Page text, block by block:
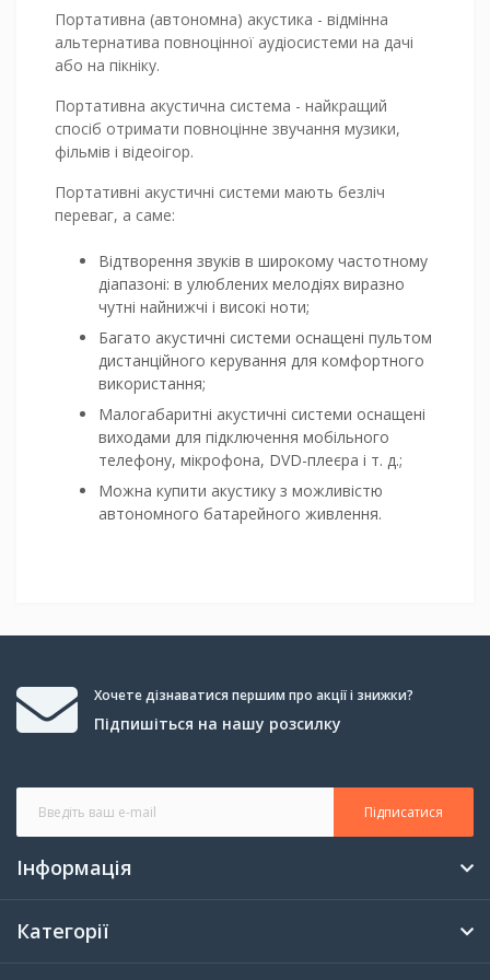
Портативна (автономна) акустика - відмінна
альтернатива повноцінної аудіосистеми на дачі
або на пікніку.
Портативна акустична система - найкращий
спосіб отримати повноцінне звучання музики,
фільмів і відеоігор.
Портативні акустичні системи мають безліч
переваг, а саме:
Відтворення звуків в широкому частотному
діапазоні: в улюблених мелодіях виразно
чутні найнижчі і високі ноти;
Багато акустичні системи оснащені пультом
дистанційного керування для комфортного
використання;
Малогабаритні акустичні системи оснащені
виходами для підключення мобільного
телефону, мікрофона, DVD-плеєра і т. д.;
Можна купити акустику з можливістю
автономного батарейного живлення.
Хочете дізнаватися першим про акції і знижки?
Підпишіться на нашу розсилку
Підписатися
Інформація
Категорії